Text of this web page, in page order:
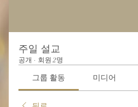
주일 설교
공개 · 회원 2명
그룹 활동 미디어